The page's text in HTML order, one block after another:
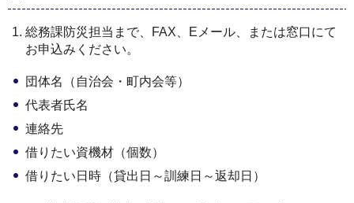
総務課防災担当まで、FAX、Eメール、または窓口にて
お申込みください。
団体名（自治会・町内会等）
代表者氏名
連絡先
借りたい資機材（個数）
借りたい日時（貸出日～訓練日～返却日）